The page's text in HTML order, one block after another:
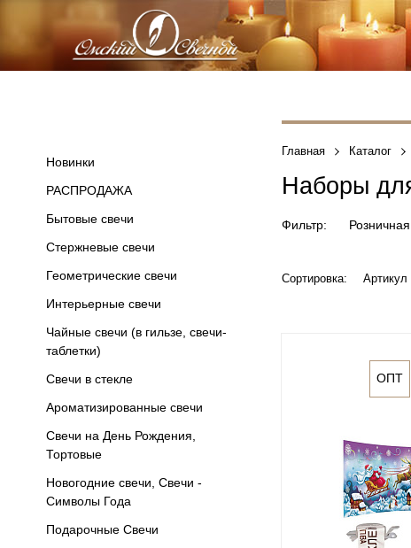
Новинки
РАСПРОДАЖА
Бытовые свечи
Стержневые свечи
Геометрические свечи
Интерьерные свечи
Чайные свечи (в гильзе, свечи-
таблетки)
Свечи в стекле
Ароматизированные свечи
Свечи на День Рождения,
Тортовые
Новогодние свечи, Свечи -
Символы Года
Подарочные Свечи
Главная Каталог
Наборы
Фильтр:
Сортировка: Артикул
ОПТ